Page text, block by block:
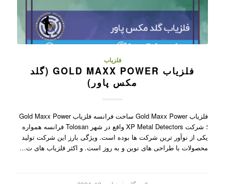
فلزیاب
فلزیاب GOLD MAXX POWER (گلد
مکس پاور)
فلزیاب Gold Maxx Power ساخت فرانسه فلزیاب Gold Maxx Power
؛ شرکت XP Metal Detectors واقع در شهر Tolosan فرانسه همواره
یکی از نوآور ترین شرکت ها بوده است. ویژگی بارز این شرکت تولید
محصولات با طراحی های نوین و به روز است. و اکثر فلزیاب های ت…